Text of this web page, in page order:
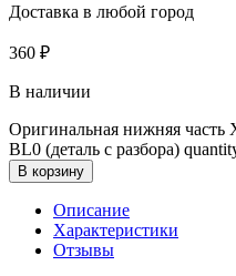
Доставка в любой город
360 ₽
В наличии
Оригинальная нижняя часть
BL0 (деталь с разбора)
В корзину
Описание
Характеристики
Отзывы